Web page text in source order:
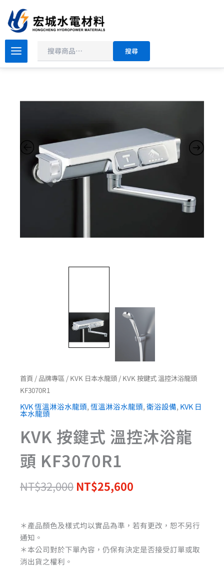
要
容
尋
搜尋
首頁 / 品牌專區 / KVK 日本水龍頭 / KVK 按鍵式 溫控沐浴龍頭
KF3070R1
KVK 恆溫淋浴水龍頭,恆溫淋浴水龍頭,衛浴設備, KVK 日
本水龍頭
KVK 按鍵式 溫控沐浴龍
頭 KF3070R1
NT$32,000
始
價
NT$25,600
目
前
價
＊產品顏色及樣式均以實品為準，若有更改，恕不另行
通知。
＊本公司對於下單內容，仍保有決定是否接受訂單或取
消出貨之權利。
KVK
按
鍵
沐
KF3070R1
數